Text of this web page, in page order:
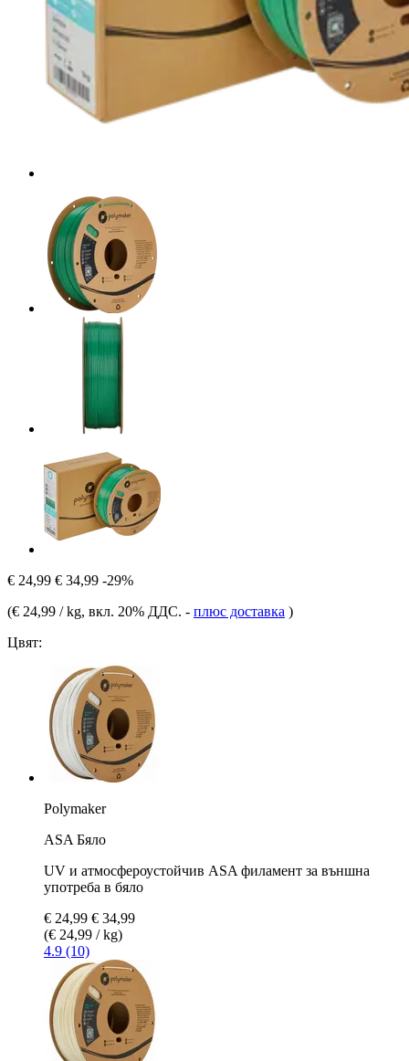
€ 24,99 € 34,99 -29%
(€ 24,99 / kg, вкл. 20% ДДС. - плюс доставка )
Цвят:
Polymaker
ASA Бяло
UV и атмосфероустойчив ASA филамент за външна
употреба в бяло
€ 24,99 € 34,99
(€ 24,99 / kg)
4.9 (10)